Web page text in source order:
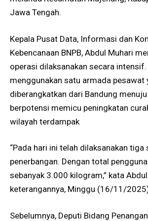
Jawa Tengah.
Kepala Pusat Data, Informasi dan
Kebencanaan BNPB, Abdul Muhari
operasi dilaksanakan secara intensif.
menggunakan satu armada pesawat
diberangkatkan dari Bandung
berpotensi memicu peningkatan
wilayah terdampak
“Pada hari ini telah dilaksanakan tiga
penerbangan. Dengan total
sebanyak 3.000 kilogram,” kata
keterangannya, Minggu (16/11/
Sebelumnya, Deputi Bidang